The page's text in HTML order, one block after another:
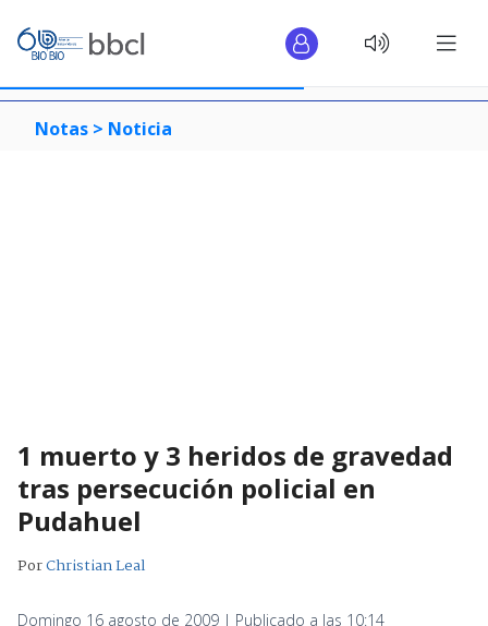
Notas > Noticia
1 muerto y 3 heridos de gravedad
tras persecución policial en
Pudahuel
PorChristian Leal
Domingo 16 agosto de 2009 | Publicado a las 10:14